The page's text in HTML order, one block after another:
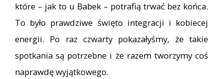
które – jak to u Babek – potrafią trwać bez końca.
To było prawdziwe święto integracji i kobiecej
energii. Po raz czwarty pokazałyśmy, że takie
spotkania są potrzebne i że razem tworzymy coś
naprawdę wyjątkowego.